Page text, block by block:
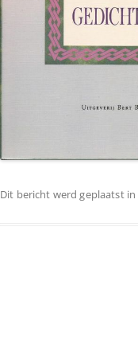
Dit bericht werd geplaatst in